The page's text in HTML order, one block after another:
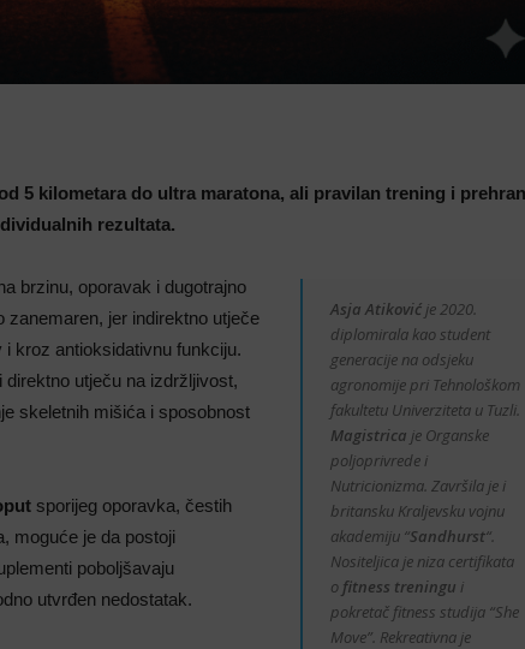
5 kilometara do ultra maratona, ali pravilan trening i
rezultata.
Asja Atiković je 2020.
diplomirala kao student
generacije na odsjeku
agronomije pri Tehnološkom
fakultetu Univerziteta u Tuzli.
Magistrica je Organske
poljoprivrede i
Nutricionizma. Završila je i
britansku Kraljevsku vojnu
akademiju “Sandhurst“.
Nositeljica je niza certifikata
o fitness treningu i
pokretač fitness studija “She
Move”. Rekreativna je
brzinu, oporavak i dugotrajno
zanemaren, jer indirektno utječe
kroz antioksidativnu funkciju.
utječu na izdržljivost,
skeletnih mišića i sposobnost
sporijeg oporavka, čestih
moguće je da postoji
poboljšavaju
utvrđen nedostatak.